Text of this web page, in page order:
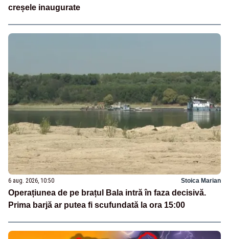
creșele inaugurate
6 aug. 2026, 10:50 Stoica Marian
Operațiunea de pe brațul Bala intră în faza decisivă.
Prima barjă ar putea fi scufundată la ora 15:00